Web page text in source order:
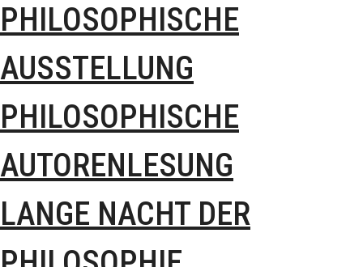
PHILOSOPHISCHE
AUSSTELLUNG
PHILOSOPHISCHE
AUTORENLESUNG
LANGE NACHT DER